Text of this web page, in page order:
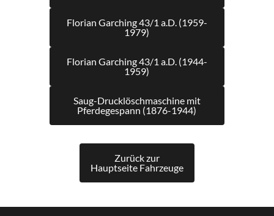
Florian Garching 43/1 a.D. (1959-
1979)
Florian Garching 43/1 a.D. (1944-
1959)
Saug-Drucklöschmaschine mit
Pferdegespann (1876-1944)
Zurück zur
Hauptseite Fahrzeuge